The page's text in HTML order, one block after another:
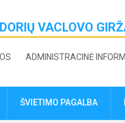
VACLOVO
ADMINISTRACINĖ
ŠVIETIMO PAGALBA